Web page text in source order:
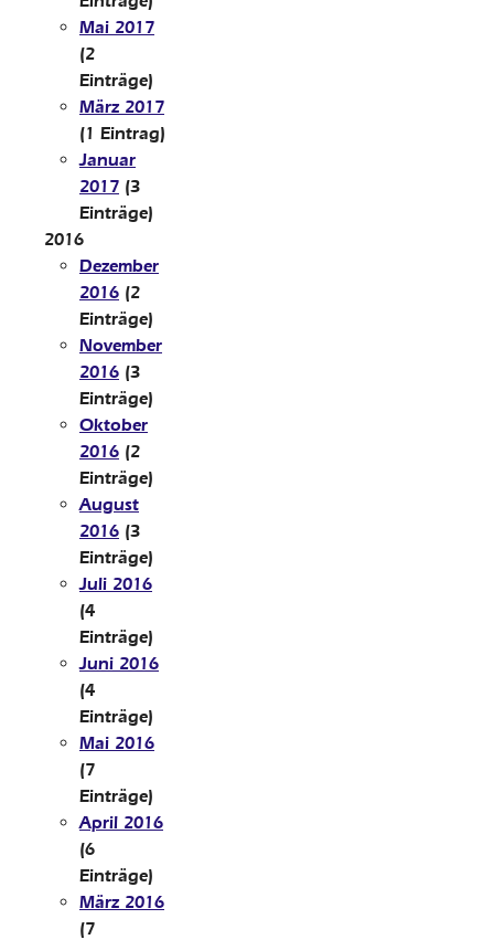
Mai 2017
(2
Einträge)
März 2017
(1 Eintrag)
Januar
2017 (3
Einträge)
2016
Dezember
2016 (2
Einträge)
November
2016 (3
Einträge)
Oktober
2016 (2
Einträge)
August
2016 (3
Einträge)
Juli 2016
(4
Einträge)
Juni 2016
(4
Einträge)
Mai 2016
(7
Einträge)
April 2016
(6
Einträge)
März 2016
(7